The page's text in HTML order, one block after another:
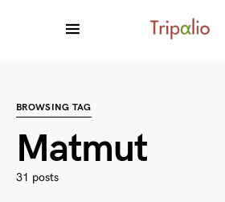
BROWSING TAG
Matmut
31 posts